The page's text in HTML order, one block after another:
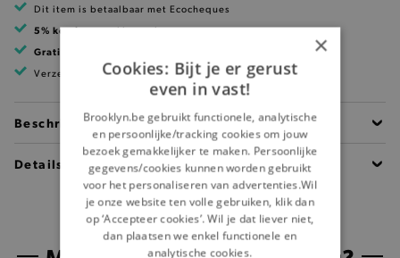
Dit item is betaalbaar met Ecocheques
5% kortingmet klantenkaart
Gratis verzending
Verzending binnen 1 à 2 werkdagen
Beschrijving
Details
×
Cookies: Bijt je er gerust
even in vast!
Brooklyn.be gebruikt functionele, analytische
en persoonlijke/tracking cookies om jouw
bezoek gemakkelijker te maken. Persoonlijke
gegevens/cookies kunnen worden gebruikt
voor het personaliseren van advertenties.Wil
je onze website ten volle gebruiken, klik dan
op ‘Accepteer cookies’. Wil je dat liever niet,
dan plaatsen we enkel functionele en
analytische cookies.